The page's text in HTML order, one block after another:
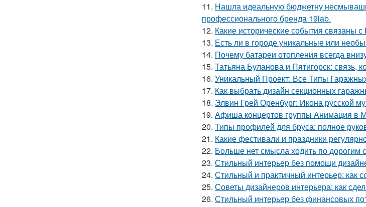
11. Нашла идеальную бюджетну
профессионального бренда 19lab.
12. Какие исторические события связаны
13. Есть ли в городе уникальные или
14. Почему батареи отопления всегда
15. Татьяна Буланова и Пятигорск: связь,
16. Уникальный Проект: Все Типы
17. Как выбрать дизайн секционных
18. Элвин Грей Оренбург: Икона русской
19. Афиша концертов группы Анимация в
20. Типы профилей для бруса: полное
21. Какие фестивали и праздники
22. Больше нет смысла ходить по дорогим
23. Стильный интерьер без помощи
24. Стильный и практичный интерьер: как
25. Советы дизайнеров интерьера: как
26. Стильный интерьер без финансовых